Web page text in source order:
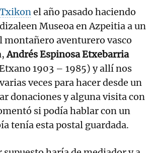
el año pasado haciendo
Museoa en Azpeitia a un
montañero aventurero vasco
Andrés Espinosa Etxebarria
1903 – 1985) y allí nos
veces para hacer desde un
donaciones y alguna visita con
si podía hablar con un
tenía esta postal guardada.